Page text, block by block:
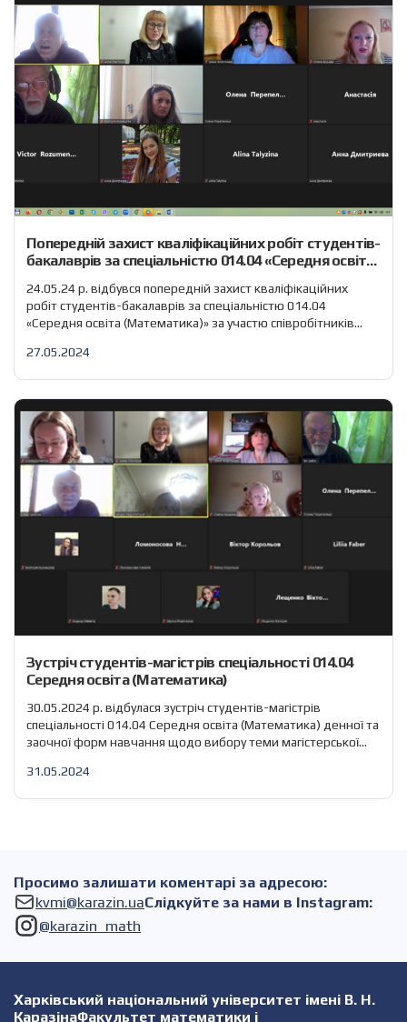
Попередній захист кваліфікаційних робіт студентів-
бакалаврів за спеціальністю 014.04 «Середня освіта
24.05.24 р. відбувся попередній захист кваліфікаційних
робіт студентів-бакалаврів за спеціальністю 014.04
«Середня освіта (Математика)» за участю співробітників
розглянуто наступні кваліфікаційні роботи: В обговоренні
доц. Кузнєцова В. О., ст. […]
27.05.2024
Зустріч студентів-магістрів спеціальності 014.04
Середня освіта (Математика)
30.05.2024 р. відбулася зустріч студентів-магістрів
спеціальності 014.04 Середня освіта (Математика) денної та
заочної форм навчання щодо вибору теми магістерської
викладач кафедри коротко окреслив свій науковий напрям
31.05.2024
Просимо залишати коментарі за адресою:
kvmi@karazin.uaСлідкуйте за нами в Instagram:
@karazin_math
Харківський національний університет імені В. Н.
КаразінаФакультет математики і